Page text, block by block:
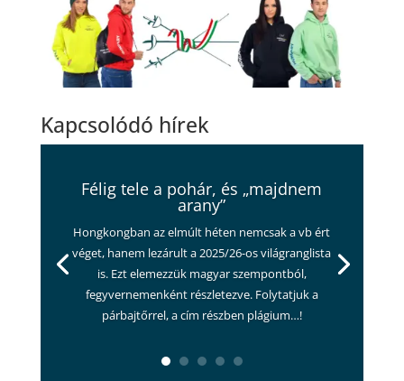
Kapcsolódó hírek
Félig tele a pohár, és „majdnem
arany”
Hongkongban az elmúlt héten nemcsak a vb ért
véget, hanem lezárult a 2025/26-os világranglista
is. Ezt elemezzük magyar szempontból,
fegyvernemenként részletezve. Folytatjuk a
párbajtőrrel, a cím részben plágium…!